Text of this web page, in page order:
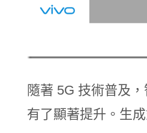
隨著 5G 技術普及
有了顯著提升。生